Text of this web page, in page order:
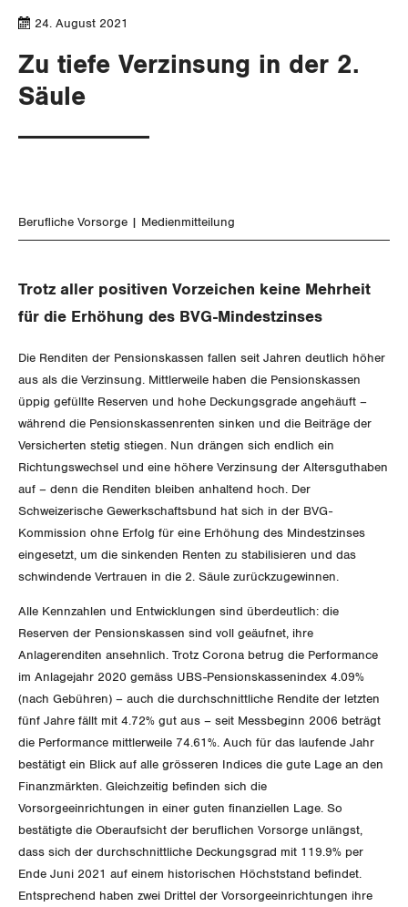
Gewerkschaftsrechte
Arbeitssicherheit und Gesundheitsschutz
Überbrückungsleistung
Ergänzungsleistungen
Unfallversicherung
CORONA-VIRUS
Verkehr
Post
Energie und Umwelt
Kommunikation und Medien
Gleichstellung von Frauen und Männern
Gleichstellung von LGBTI
Schweiz
Landesstreik
SERVICE
Bestellformular
DER SGB
WIR ÜBER UNS
GREMIEN
ZENTRALSEKRETARIAT
KANTONALE BÜNDE
ANGESCHLOSSENE VERBÄNDE
Medien
Publikationen
Artikel
Medienmitteilungen
Blog
Kontakt
24. August 2021
Zu tiefe Verzinsung in der 2.
Säule
Berufliche Vorsorge Medienmitteilung
Trotz aller positiven Vorzeichen keine Mehrheit
für die Erhöhung des BVG-Mindestzinses
Die Renditen der Pensionskassen fallen seit Jahren deutlich höher
aus als die Verzinsung. Mittlerweile haben die Pensionskassen
üppig gefüllte Reserven und hohe Deckungsgrade angehäuft –
während die Pensionskassenrenten sinken und die Beiträge der
Versicherten stetig stiegen. Nun drängen sich endlich ein
Richtungswechsel und eine höhere Verzinsung der Altersguthaben
auf – denn die Renditen bleiben anhaltend hoch. Der
Schweizerische Gewerkschaftsbund hat sich in der BVG-
Kommission ohne Erfolg für eine Erhöhung des Mindestzinses
eingesetzt, um die sinkenden Renten zu stabilisieren und das
schwindende Vertrauen in die 2. Säule zurückzugewinnen.
Alle Kennzahlen und Entwicklungen sind überdeutlich: die
Reserven der Pensionskassen sind voll geäufnet, ihre
Anlagerenditen ansehnlich. Trotz Corona betrug die Performance
im Anlagejahr 2020 gemäss UBS-Pensionskassenindex 4.09%
(nach Gebühren) – auch die durchschnittliche Rendite der letzten
fünf Jahre fällt mit 4.72% gut aus – seit Messbeginn 2006 beträgt
die Performance mittlerweile 74.61%. Auch für das laufende Jahr
bestätigt ein Blick auf alle grösseren Indices die gute Lage an den
Finanzmärkten. Gleichzeitig befinden sich die
Vorsorgeeinrichtungen in einer guten finanziellen Lage. So
bestätigte die Oberaufsicht der beruflichen Vorsorge unlängst,
dass sich der durchschnittliche Deckungsgrad mit 119.9% per
Ende Juni 2021 auf einem historischen Höchststand befindet.
Entsprechend haben zwei Drittel der Vorsorgeeinrichtungen ihre